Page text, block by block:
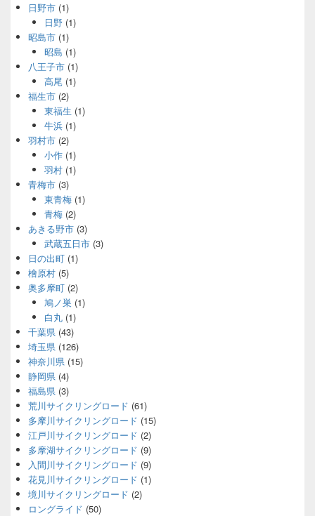
日野市 (1)
日野(1)
昭島市 (1)
昭島 (1)
八王子市 (1)
高尾(1)
福生市 (2)
東福生 (1)
牛浜(1)
羽村市 (2)
小作(1)
羽村(1)
青梅市 (3)
東青梅(1)
青梅(2)
あきる野市 (3)
武蔵五日市(3)
日の出町 (1)
檜原村 (5)
奥多摩町 (2)
鳩ノ巣 (1)
白丸(1)
千葉県 (43)
埼玉県 (126)
神奈川県 (15)
静岡県 (4)
福島県 (3)
荒川サイクリングロード (61)
多摩川サイクリングロード (15)
江戸川サイクリングロード (2)
多摩湖サイクリングロード (9)
入間川サイクリングロード (9)
花見川サイクリングロード (1)
境川サイクリングロード (2)
ロングライド (50)